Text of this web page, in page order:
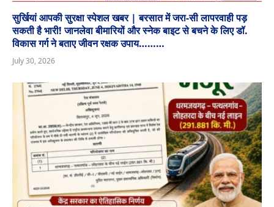
सुर्खियां आपकी सुरक्षा स्पेशल खबर | बरसात में जरा-सी लापरवाही पड़
सकती है भारी! जानलेवा बीमारियों और स्नेक बाइट से बचने के लिए डॉ.
विकास गर्ग ने बताए जीवन रक्षक उपाय………
July 30, 2026